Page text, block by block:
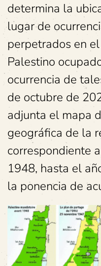
determina la
lugar de
perpetrados en
Palestino
ocurrencia de
de octubre de
adjunta el mapa
geográfica de la
correspondiente
1948, hasta el
la ponencia de